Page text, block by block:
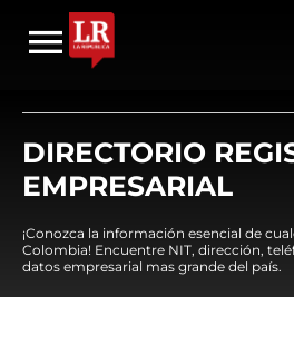
DIRECTORIO
EMPRESARIAL
¡Conozca la información esencial de
Colombia! Encuentre NIT, dirección,
datos empresarial mas grande del país.